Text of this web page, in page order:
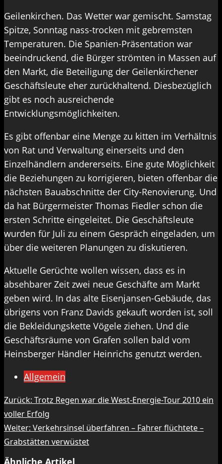
Geilenkirchen. Das Wetter war gemischt. Samstag
Spitze, Sonntag nass-trocken mit gebremsten
Temperaturen. Die Spanien-Präsentation war
beeindruckend, die Bürger strömten in Massen auf
den Markt, die Beteiligung der Geilenkirchener
Geschäftsleute eher zurückhaltend. Diesbezüglich
gibt es noch ausreichende
Entwicklungsmöglichkeiten.
Es gibt offenbar eine Menge zu kitten im Verhältnis
von Rat und Verwaltung einerseits und den
Einzelhändlern andererseits. Eine gute Möglichkeit
die Beziehungen zu korrigieren, bieten offenbar die
nächsten Bauabschnitte der City-Renovierung. Und
da hat Bürgermeister Thomas Fiedler schon die
ersten Schritte eingeleitet. Die Geschäftsleute
wurden für Juli zu einem Gespräch eingeladen, um
über die weiteren Planungen zu diskutieren.
Aktuelle Gerüchte wollen wissen, dass es in
absehbarer Zeit zwei neue Geschäfte am Markt
geben wird. In das alte Eisenjansen-Gebäude, das
übrigens von Franz Davids gekauft worden ist, soll
die Bekleidungskette Vögele ziehen. Und die
Geschäftsräume von Grafen sollen bald vom
Heinsberger Händler Heinrichs genutzt werden.
Allgemein
Beitragsnavigation
Zurück: Trotz Regen war die West-Energie-Tour 2010 ein
voller Erfolg
Weiter: Verkehrsinsel überfahren – Fahrer flüchtete –
Grabstätten verwüstet